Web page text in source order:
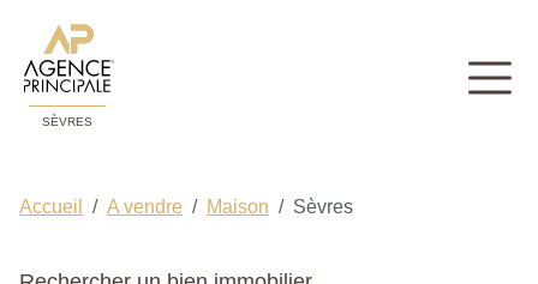
SÈVRES
Accueil A vendre Maison Sèvres